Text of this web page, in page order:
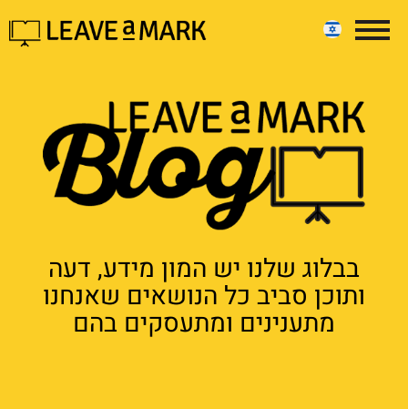
בבלוג שלנו יש המון מידע, דעה
ותוכן סביב כל הנושאים שאנחנו
מתענינים ומתעסקים בהם